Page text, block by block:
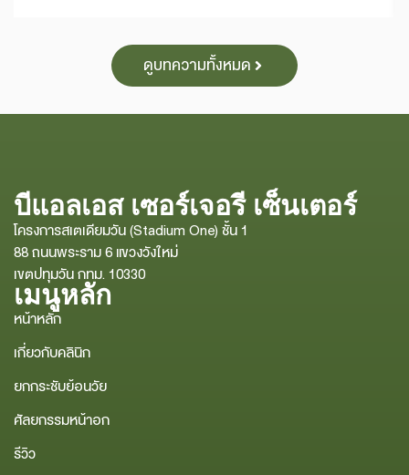
ดูบทความทั้งหมด
บีแอลเอส เซอร์เจอรี เซ็นเตอร์
โครงการสเตเดียมวัน (Stadium One) ชั้น 1
88 ถนนพระราม 6 แขวงวังใหม่
เขตปทุมวัน กทม. 10330
เมนูหลัก
หน้าหลัก
เกี่ยวกับคลินิก
ยกกระชับย้อนวัย
ศัลยกรรมหน้าอก
รีวิว